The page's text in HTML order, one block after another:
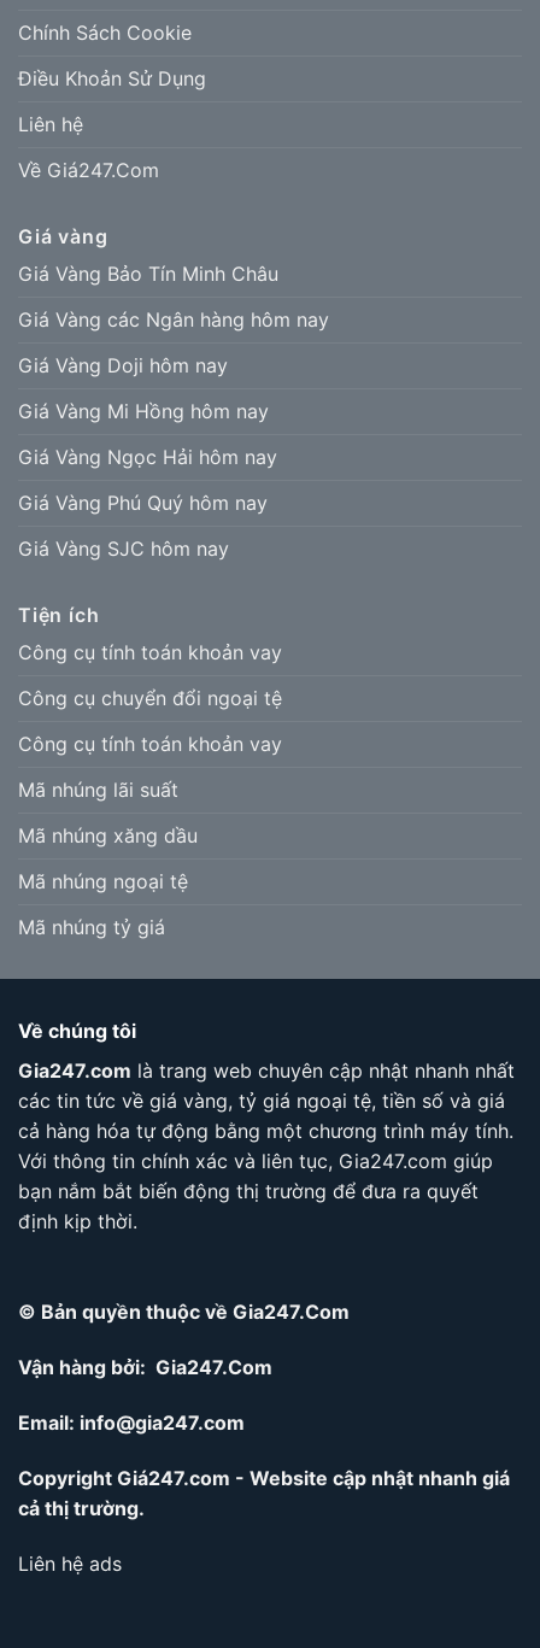
Chính Sách Cookie
Điều Khoản Sử Dụng
Liên hệ
Về Giá247.Com
Giá vàng
Giá Vàng Bảo Tín Minh Châu
Giá Vàng các Ngân hàng hôm nay
Giá Vàng Doji hôm nay
Giá Vàng Mi Hồng hôm nay
Giá Vàng Ngọc Hải hôm nay
Giá Vàng Phú Quý hôm nay
Giá Vàng SJC hôm nay
Tiện ích
Công cụ tính toán khoản vay
Công cụ chuyển đổi ngoại tệ
Công cụ tính toán khoản vay
Mã nhúng lãi suất
Mã nhúng xăng dầu
Mã nhúng ngoại tệ
Mã nhúng tỷ giá
Về chúng tôi
Gia247.com là trang web chuyên cập nhật nhanh nhất
các tin tức về giá vàng, tỷ giá ngoại tệ, tiền số và giá
cả hàng hóa tự động bằng một chương trình máy tính.
Với thông tin chính xác và liên tục, Gia247.com giúp
bạn nắm bắt biến động thị trường để đưa ra quyết
định kịp thời.
© Bản quyền thuộc về Gia247.Com
Vận hàng bởi: Gia247.Com
Email: info@gia247.com
Copyright Giá247.com - Website cập nhật nhanh giá
cả thị trường.
Liên hệ ads